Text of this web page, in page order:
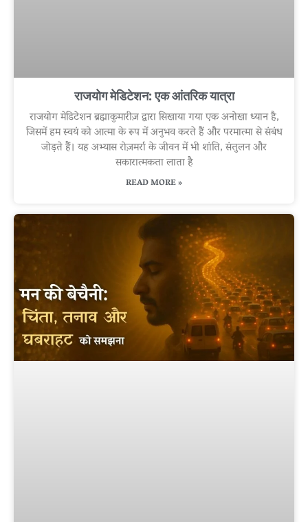
राजयोग मेडिटेशन: एक आंतरिक यात्रा
राजयोग मेडिटेशन ब्रह्माकुमारीज़ द्वारा सिखाया गया एक अनोखा ध्यान है,
जिसमें हम स्वयं को आत्मा के रूप में अनुभव करते हैं और परमात्मा से संबंध
जोड़ते हैं। यह अभ्यास रोज़मर्रा के जीवन में भी शांति, संतुलन और
सकारात्मकता लाता है
READ MORE »